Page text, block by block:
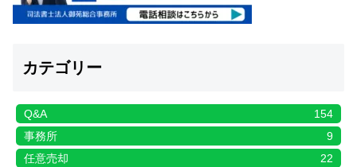
カテゴリー
Q&A
154
事務所
9
任意売却
22